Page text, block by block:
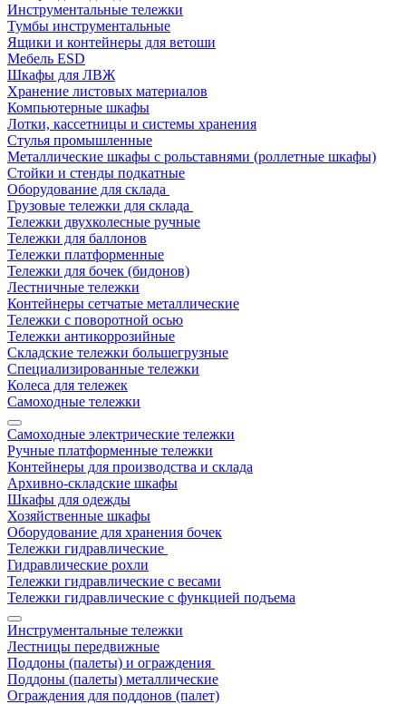
Инструментальные тележки
Тумбы инструментальные
Ящики и контейнеры для ветоши
Мебель ESD
Шкафы для ЛВЖ
Хранение листовых материалов
Компьютерные шкафы
Лотки, кассетницы и системы хранения
Стулья промышленные
Металлические шкафы с рольставнями (роллетные шкафы)
Стойки и стенды подкатные
Оборудование для склада
Грузовые тележки для склада
Тележки двухколесные ручные
Тележки для баллонов
Тележки платформенные
Тележки для бочек (бидонов)
Лестничные тележки
Контейнеры сетчатые металлические
Тележки с поворотной осью
Тележки антикоррозийные
Складские тележки большегрузные
Специализированные тележки
Колеса для тележек
Самоходные тележки
Самоходные электрические тележки
Ручные платформенные тележки
Контейнеры для производства и склада
Архивно-складские шкафы
Шкафы для одежды
Хозяйственные шкафы
Оборудование для хранения бочек
Тележки гидравлические
Гидравлические рохли
Тележки гидравлические с весами
Тележки гидравлические с функцией подъема
Инструментальные тележки
Лестницы передвижные
Поддоны (палеты) и ограждения
Поддоны (палеты) металлические
Ограждения для поддонов (палет)